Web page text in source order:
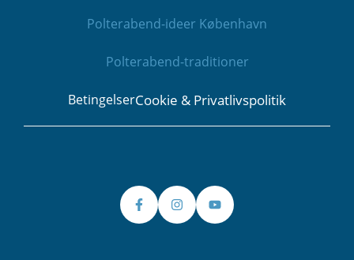
Polterabend-ideer København
Polterabend-traditioner
BetingelserCookie & Privatlivspolitik